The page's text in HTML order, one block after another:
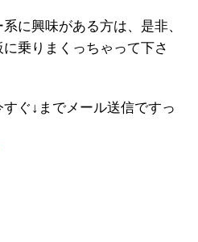
に興味がある方は、是非、
乗りまくっちゃって下さ
ぐ↓までメール送信ですっ